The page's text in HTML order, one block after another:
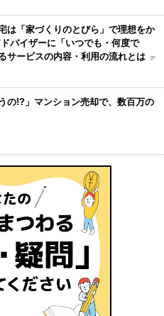
は「家づくりのとびら」で理想をか
バイザーに「いつでも・何度で
サービスの内容・利用の流れとは [P
の!?」マンション売却で、数百万の